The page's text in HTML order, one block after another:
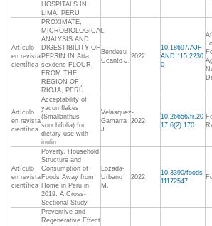
HOSPITALS IN
LIMA, PERU
Artículo
en revista
científica
PROXIMATE,
MICROBIOLOGICAL
ANALYSIS AND
DIGESTIBILITY OF
PEPSIN IN Atta
sexdens FLOUR,
FROM THE
REGION OF
RIOJA, PERÚ
Bendezu
Ccanto J.
2022
10.18697/AJF
AND.115.2230
0
Artículo
en revista
científica
Acceptability of
yacon flakes
(Smallanthus
sonchifolia) for
dietary use with
inulin
Velásquez-
Gamarra
J.
2022
10.26656/fr.20
17.6(2).170
Artículo
en revista
científica
Poverty, Household
Structure and
Consumption of
Foods Away from
Home in Peru in
2019: A Cross-
Sectional Study
Lozada-
Urbano
M.
2022
10.3390/foods
11172547
Preventive and
Regenerative Effect